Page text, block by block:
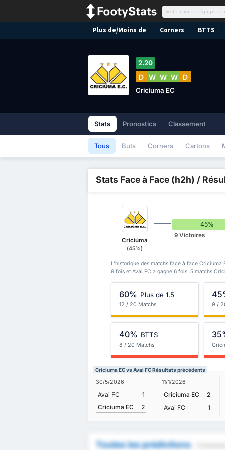
Plus de/Moins de Corners BTTS
2.20
D W W W D
Criciuma EC
Stats Pronostics Classement
Tous Buts Corners Cartons
Stats Face à Face (h2h) /
Criciúma
(45%)
45%
9 Victoires
L'historique des matchs face à face Criciuma
9 fois et Avai FC a gagné 6 fois. 5 matchs
60% Plus de 1,5
12 / 20 Matchs 9 /
40% BTTS
8 / 20 Matchs
Criciuma EC vs Avai FC Résultats précédents
30/5/2026
Avai FC
1
Criciuma EC
2
11/1/2026
Criciuma EC
2
Avai FC
1
Toutes les prédictions